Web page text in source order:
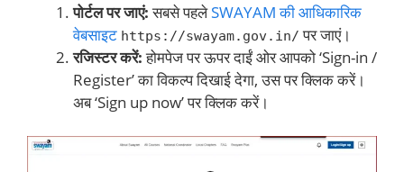
पोर्टल पर जाएं:सबसे पहलेSWAYAM की आधिकारिक
वेबसाइट https://swayam.gov.in/ पर जाएं।
रजिस्टर करें:होमपेज पर ऊपर दाईं ओर आपको ‘Sign-in /
Register’ का विकल्प दिखाई देगा, उस पर क्लिक करें।
अब ‘Sign up now’ पर क्लिक करें।